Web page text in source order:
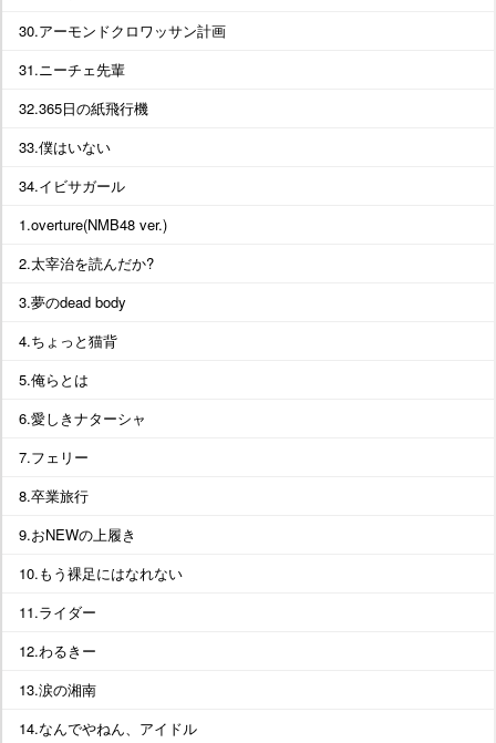
30.アーモンドクロワッサン計画
31.ニーチェ先輩
32.365日の紙飛行機
33.僕はいない
34.イビサガール
1.overture(NMB48 ver.)
2.太宰治を読んだか?
3.夢のdead body
4.ちょっと猫背
5.俺らとは
6.愛しきナターシャ
7.フェリー
8.卒業旅行
9.おNEWの上履き
10.もう裸足にはなれない
11.ライダー
12.わるきー
13.涙の湘南
14.なんでやねん、アイドル